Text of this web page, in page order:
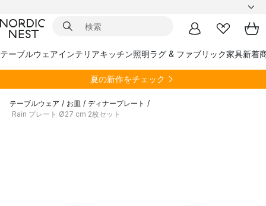
テーブルウェアインテリアキッチン照明ラグ & ファブリック家具新着
夏の新作をチェック
テーブルウェア / お皿 / ディナープレート /
Rain プレート Ø27 cm 2枚セット